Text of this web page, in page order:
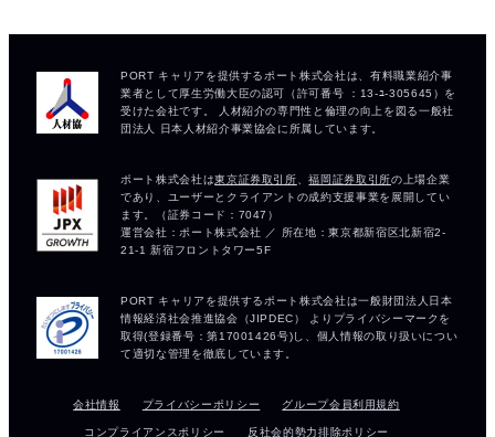
会社情報 プライバシーポリシー グループ会員利用規約
コンプライアンスポリシー 反社会的勢力排除ポリシー